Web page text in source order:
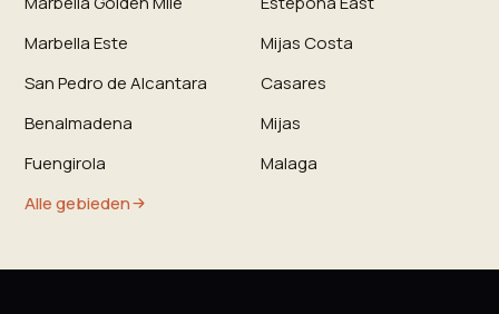
Marbella Este
Mijas Costa
San Pedro de Alcantara
Casares
Benalmadena
Mijas
Fuengirola
Malaga
Alle gebieden